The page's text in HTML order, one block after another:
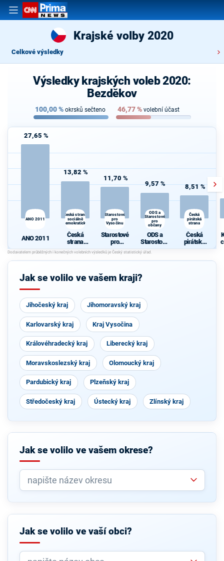
Krajské volby 2020
Celkové výsledky
Výsledky krajských voleb 2020:
Bezděkov
100,00% okrsků sečteno 46,77% volební účast
27,65 %
ANO 2011
ANO 2011
13,82 %
Česká strana
sociálně
demokratická
Česká
strana
sociálně
demokrati
cká
11,70 %
Starostové
pro
Vysočinu
Starostové
pro
Vysočinu
9,57 %
ODS a
Starostové
pro
občany
ODS a
Starostové
pro občany
8,51 %
Česká
pirátská
strana
Česká
pirátská
strana
Jak se volilo ve vašem kraji?
Jihočeský kraj Jihomoravský kraj
Karlovarský kraj Kraj Vysočina
Královéhradecký kraj Liberecký kraj
Moravskoslezský kraj Olomoucký kraj
Pardubický kraj Plzeňský kraj
Středočeský kraj Ústecký kraj Zlínský kraj
Jak se volilo ve vašem okrese?
Jak se volilo ve vaší obci?